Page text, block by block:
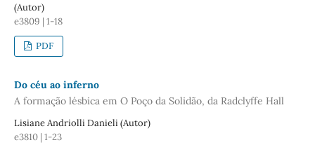
(Autor)
e3809 | 1-18
PDF
Do céu ao inferno
A formação lésbica em O Poço da Solidão, da Radclyffe Hall
Lisiane Andriolli Danieli (Autor)
e3810 | 1-23